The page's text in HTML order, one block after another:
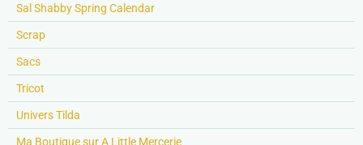
Sal Shabby Spring Calendar
Scrap
Sacs
Tricot
Univers Tilda
Ma Boutique sur A Little Mercerie